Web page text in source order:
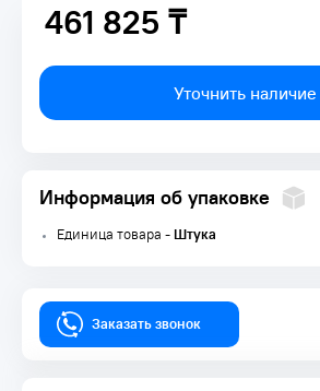
461 825 ₸
461 825 ₸
Уточнить наличие
Информация об упаковке
Единица товара -Штука
Заказать звонок